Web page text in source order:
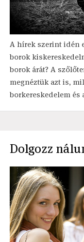
A hírek szerint idén
borok
borok árát? A
megnéztük azt is,
borkereskedelem és
Dolgozz